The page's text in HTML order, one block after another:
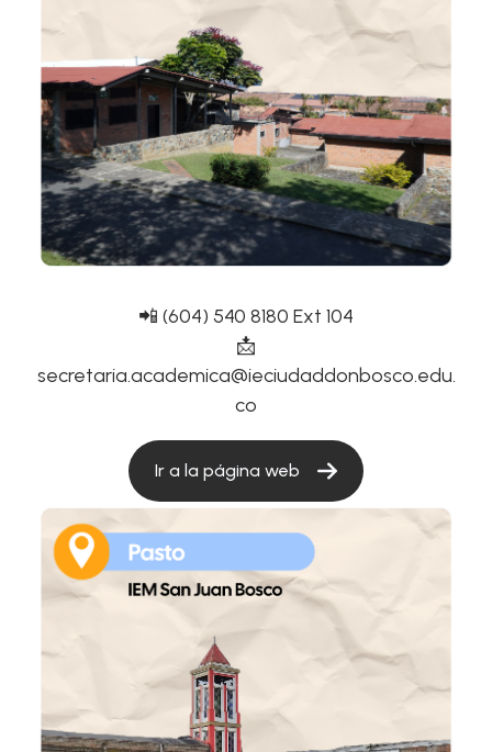
📲 (604) 540 8180 Ext 104
📩
secretaria.academica@ieciudaddonbosco.edu.
co
Ir a la página web